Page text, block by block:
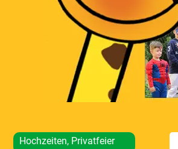
Hochzeiten, Privatfeier